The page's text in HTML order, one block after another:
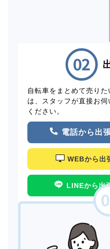
自転車をまとめて売り
は、スタッフが直接お
ください。
電話から出
WEBから出
LINEから出